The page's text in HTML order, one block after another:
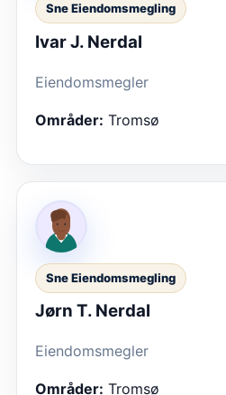
Sne Eiendomsmegling
Ivar J. Nerdal
Eiendomsmegler
Områder: Tromsø
Sne Eiendomsmegling
Jørn T. Nerdal
Eiendomsmegler
Områder: Tromsø